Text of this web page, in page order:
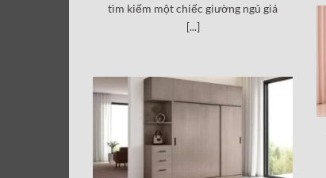
tìm kiếm một chiếc giường ngủ giá
[...]